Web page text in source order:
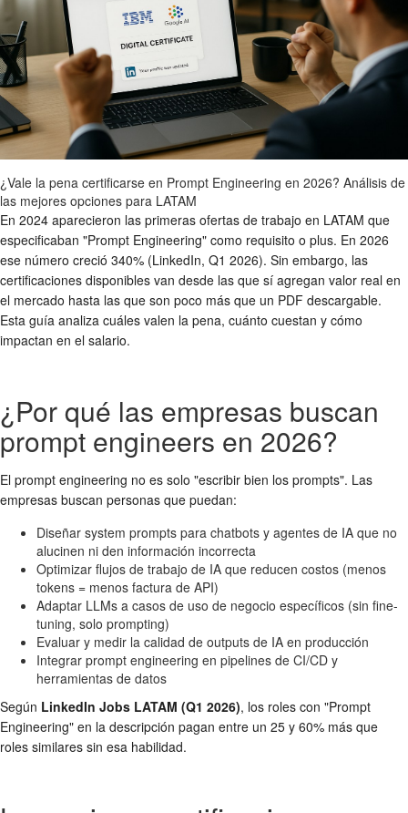
¿Vale la pena certificarse en Prompt Engineering en 2026? Análisis de
las mejores opciones para LATAM
En 2024 aparecieron las primeras ofertas de trabajo en LATAM que
especificaban "Prompt Engineering" como requisito o plus. En 2026
ese número creció 340% (LinkedIn, Q1 2026). Sin embargo, las
certificaciones disponibles van desde las que sí agregan valor real en
el mercado hasta las que son poco más que un PDF descargable.
Esta guía analiza cuáles valen la pena, cuánto cuestan y cómo
impactan en el salario.
¿Por qué las empresas buscan
prompt engineers en 2026?
El prompt engineering no es solo "escribir bien los prompts". Las
empresas buscan personas que puedan:
Diseñar system prompts para chatbots y agentes de IA que no
alucinen ni den información incorrecta
Optimizar flujos de trabajo de IA que reducen costos (menos
tokens = menos factura de API)
Adaptar LLMs a casos de uso de negocio específicos (sin fine-
tuning, solo prompting)
Evaluar y medir la calidad de outputs de IA en producción
Integrar prompt engineering en pipelines de CI/CD y
herramientas de datos
Según LinkedIn Jobs LATAM (Q1 2026), los roles con "Prompt
Engineering" en la descripción pagan entre un 25 y 60% más que
roles similares sin esa habilidad.